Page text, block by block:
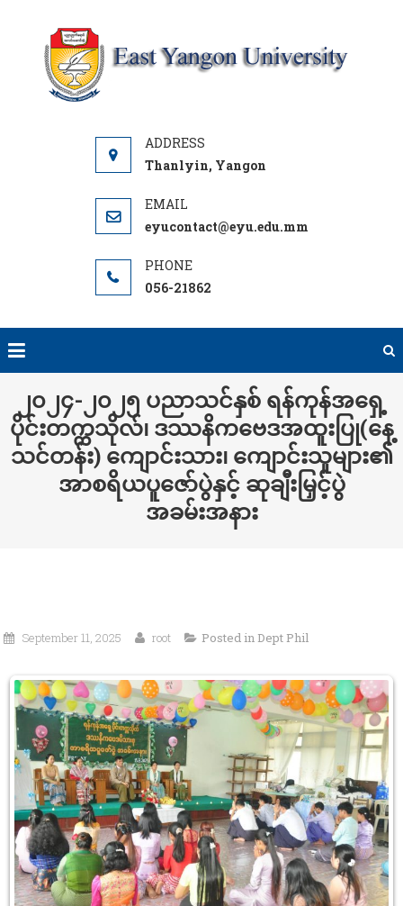
content
Thanlyin, Yangon
eyucontact@eyu.edu.mm
056-21862
၂၀၂၄-၂၀၂၅ ပညာသင်နှစ် ရန်ကုန်အရှေ့
ပိုင်းတက္ကသိုလ်၊ ဒဿနိကဗေဒအထူးပြု(နေ့
သင်တန်း) ကျောင်းသား၊ ကျောင်းသူများ၏
အာစရိယပူဇော်ပွဲနှင့် ဆုချီးမြှင့်ပွဲ
အခမ်းအနား
September 11, 2025 root Posted in Dept Phil